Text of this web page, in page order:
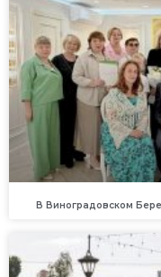
В Виноградовском